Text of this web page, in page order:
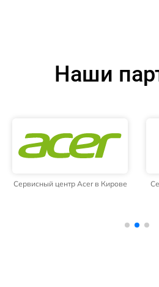
Наши
Сервисный центр Acer в Кирове